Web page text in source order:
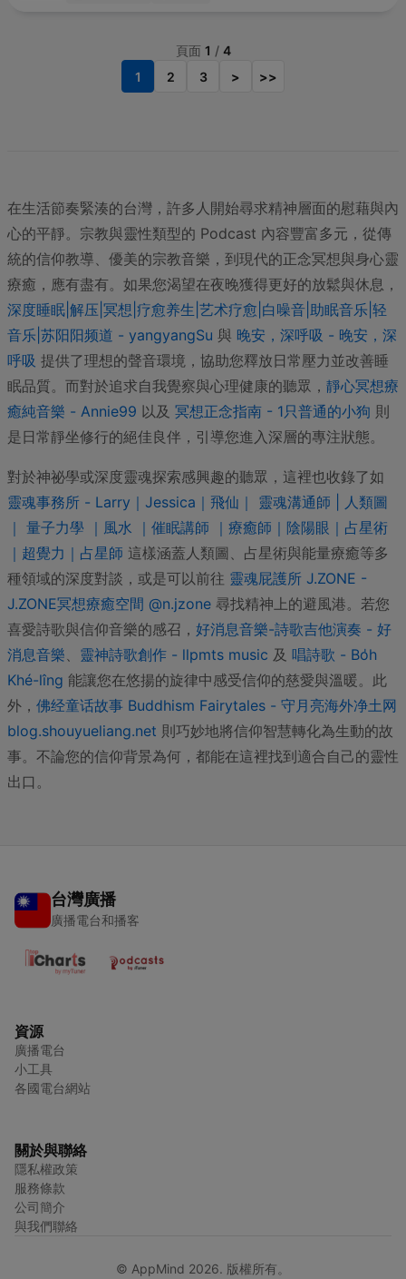
頁面 1 / 4
1
2 3 > >>
在生活節奏緊湊的台灣，許多人開始尋求精神層面的慰藉與內
心的平靜。宗教與靈性類型的 Podcast 內容豐富多元，從傳
統的信仰教導、優美的宗教音樂，到現代的正念冥想與身心靈
療癒，應有盡有。如果您渴望在夜晚獲得更好的放鬆與休息，
深度睡眠|解压|冥想|疗愈养生|艺术疗愈|白噪音|助眠音乐|轻
音乐|苏阳阳频道 - yangyangSu 與 晚安，深呼吸 - 晚安，深
呼吸 提供了理想的聲音環境，協助您釋放日常壓力並改善睡
眠品質。而對於追求自我覺察與心理健康的聽眾， 靜心冥想療
癒純音樂 - Annie99 以及 冥想正念指南 - 1只普通的小狗 則
是日常靜坐修行的絕佳良伴，引導您進入深層的專注狀態。
對於神祕學或深度靈魂探索感興趣的聽眾，這裡也收錄了如
靈魂事務所 - Larry｜Jessica｜飛仙｜ 靈魂溝通師 | 人類圖
｜ 量子力學 ｜風水 ｜催眠講師 ｜療癒師｜陰陽眼｜占星術
｜超覺力｜占星師 這樣涵蓋人類圖、占星術與能量療癒等多
種領域的深度對談，或是可以前往 靈魂屁護所 J.ZONE -
J.ZONE冥想療癒空間 @n.jzone 尋找精神上的避風港。若您
喜愛詩歌與信仰音樂的感召， 好消息音樂-詩歌吉他演奏 - 好
消息音樂、 靈神詩歌創作 - llpmts music 及 唱詩歌 - Bo̍h
Khé-lîng 能讓您在悠揚的旋律中感受信仰的慈愛與溫暖。此
外， 佛经童话故事 Buddhism Fairytales - 守月亮海外净土网
blog.shouyueliang.net 則巧妙地將信仰智慧轉化為生動的故
事。不論您的信仰背景為何，都能在這裡找到適合自己的靈性
出口。
台灣廣播
廣播電台和播客
資源
廣播電台
小工具
各國電台網站
關於與聯絡
隱私權政策
服務條款
公司簡介
與我們聯絡
© AppMind 2026. 版權所有。